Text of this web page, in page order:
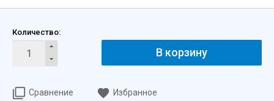
Количество:
В корзину
Сравнение Избранное